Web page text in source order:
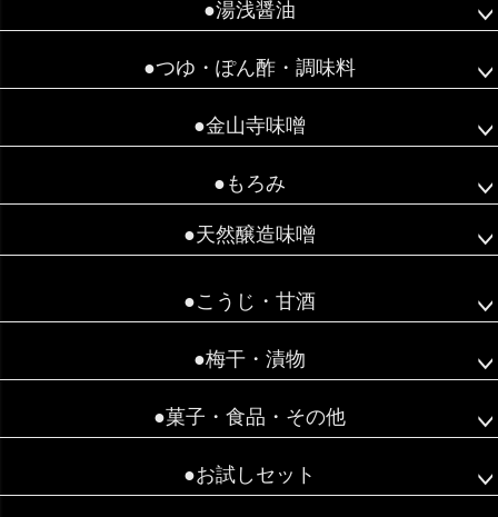
●湯浅醤油
●つゆ・ぽん酢・調味料
●金山寺味噌
●もろみ
●天然醸造味噌
●こうじ・甘酒
●梅干・漬物
●菓子・食品・その他
●お試しセット